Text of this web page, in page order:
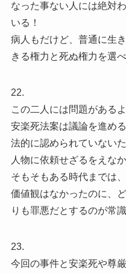
なった事ない人には絶対
いる！
病人もだけど、普通に生
きる権力と死ぬ権力を選
22.
この二人には問題があるよ
安楽死法案は議論を進める
法的に認められていない
人物に依頼せざるをえなか
そもそもある時代までは
価値観はなかったのに、
りも罪悪だとするのが常
23.
今回の事件と安楽死や尊